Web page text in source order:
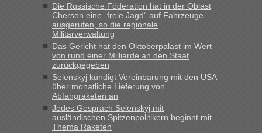
Die Russische Föderation hat in der Oblast
Cherson eine „freie Jagd“ auf Fahrzeuge
ausgerufen, so die regionale
Militärverwaltung
Das Gericht hat den Oktoberpalast im Wert
von rund einer Milliarde an den Staat
zurückgegeben
Selenskyj kündigt Vereinbarung mit den USA
über monatliche Lieferung von
Abfangraketen an
Jedes Gespräch Selenskyj mit
ausländischen Spitzenpolitikern beginnt mit
Thema Raketen